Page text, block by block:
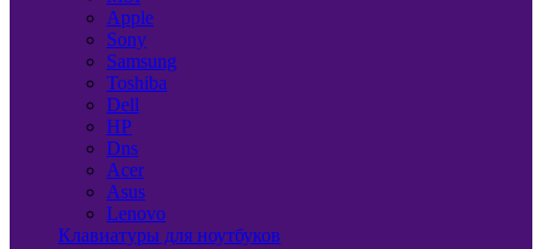
Apple
Sony
Samsung
Toshiba
Dell
HP
Dns
Acer
Asus
Lenovo
Клавиатуры для ноутбуков